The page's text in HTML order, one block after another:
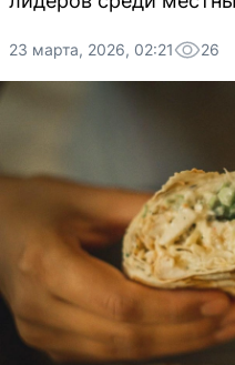
23 марта, 2026, 02:21 26